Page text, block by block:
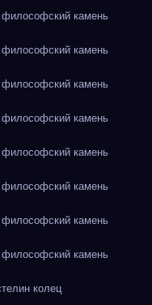
камень
камень
камень
камень
камень
камень
камень
камень
колец